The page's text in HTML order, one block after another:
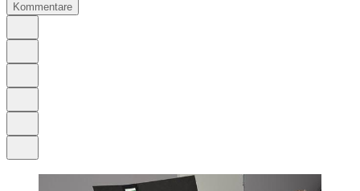
Kommentare